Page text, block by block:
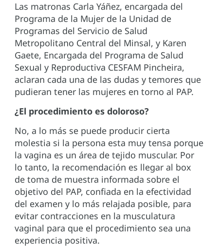
Las matronas Carla Yáñez, encargada del
Programa de la Mujer de la Unidad de
Programas del Servicio de Salud
Metropolitano Central del Minsal, y Karen
Gaete, Encargada del Programa de Salud
Sexual y Reproductiva CESFAM Pincheira,
aclaran cada una de las dudas y temores que
pudieran tener las mujeres en torno al PAP.
¿El procedimiento es doloroso?
No, a lo más se puede producir cierta
molestia si la persona esta muy tensa porque
la vagina es un área de tejido muscular. Por
lo tanto, la recomendación es llegar al box
de toma de muestra informada sobre el
objetivo del PAP, confiada en la efectividad
del examen y lo más relajada posible, para
evitar contracciones en la musculatura
vaginal para que el procedimiento sea una
experiencia positiva.